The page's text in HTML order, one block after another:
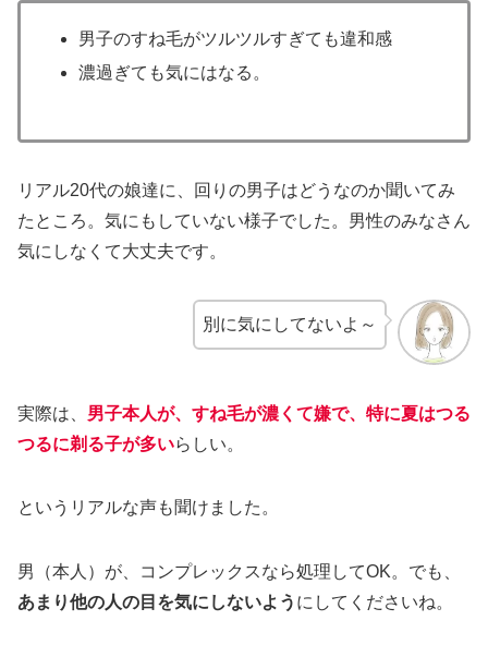
男子のすね毛がツルツルすぎても違和感
濃過ぎても気にはなる。
リアル20代の娘達に、回りの男子はどうなのか聞いてみ
たところ。気にもしていない様子でした。男性のみなさん
気にしなくて大丈夫です。
別に気にしてないよ～
実際は、 男子本人が、すね毛が濃くて嫌で、特に夏はつる
つるに剃る子が多いらしい。
というリアルな声も聞けました。
男（本人）が、コンプレックスなら処理してOK。でも、
あまり他の人の目を気にしないよう にしてくださいね。